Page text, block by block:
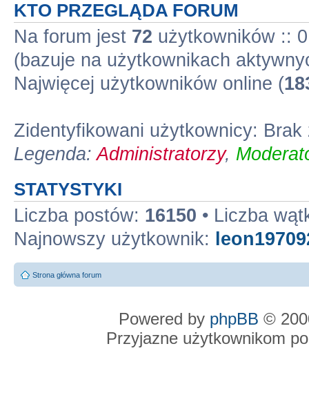
KTO PRZEGLĄDA FORUM
Na forum jest 72 użytkowników ::
(bazuje na użytkownikach
Najwięcej użytkowników online (
Zidentyfikowani użytkownicy:
Legenda:Administratorzy,
STATYSTYKI
Liczba postów: 16150 • Liczba
Najnowszy użytkownik:
Strona główna forum
Powered by phpBB ©
Przyjazne użytkownikom